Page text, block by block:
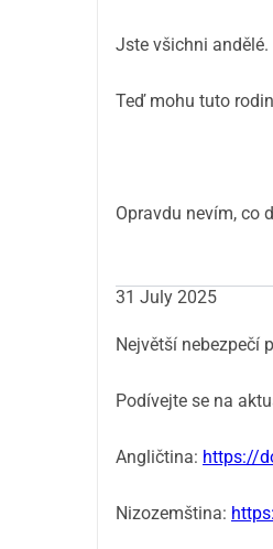
Jste všichni andělé.
Teď mohu tuto
Opravdu nevím, co
31 July 2025
Největší nebezpečí
Podívejte se na
Angličtina: https://
Nizozemština: